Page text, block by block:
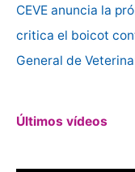
CEVE anuncia la
critica el boicot
General de
Últimos vídeos